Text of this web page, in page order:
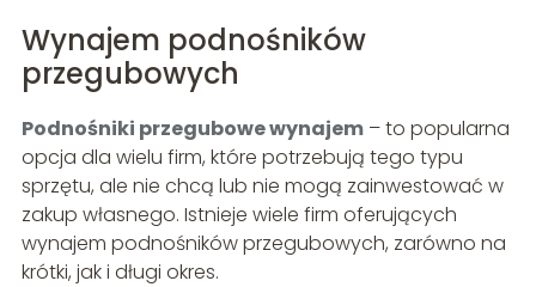
Wynajem podnośników
przegubowych
Podnośniki przegubowe wynajem– to popularna
opcja dla wielu firm, które potrzebują tego typu
sprzętu, ale nie chcą lub nie mogą zainwestować w
zakup własnego. Istnieje wiele firm oferujących
wynajem podnośników przegubowych, zarówno na
krótki, jak i długi okres.